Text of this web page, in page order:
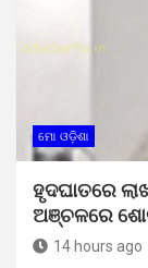
ମୋ ଓଡ଼ିଶା
ହୃଦଘାତରେ
ଅଞ୍ଚଳରେ
14 hours ago